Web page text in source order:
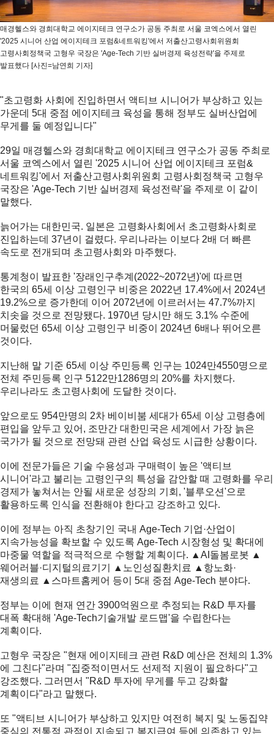
매경헬스와 경희대학교 에이지테크 연구소가 공동 주최로 서울 코엑스에서 열린
'2025 시니어 산업 에이지테크 포럼&네트워킹'에서 저출산고령사회위원회
고령사회정책국 고형우 국장은 'Age-Tech 기반 실버경제 육성전략'을 주제로
발표했다 [사진=남연희 기자]
"초고령화 사회에 진입하면서 액티브 시니어가 부상하고 있는
가운데 5대 중점 에이지테크 육성을 통해 정부도 실버산업에
무게를 둘 예정입니다"
29일 매경헬스와 경희대학교 에이지테크 연구소가 공동 주최로
서울 코엑스에서 열린 '2025 시니어 산업 에이지테크 포럼&
네트워킹'에서 저출산고령사회위원회 고령사회정책국 고형우
국장은 'Age-Tech 기반 실버경제 육성전략'을 주제로 이 같이
말했다.
늙어가는 대한민국. 일본은 고령화사회에서 초고령화사회로
진입하는데 37년이 걸렸다. 우리나라는 이보다 2배 더 빠른
속도로 전개되며 초고령사회와 마주했다.
통계청이 발표한 '장래인구추계(2022~2072년)'에 따르면
한국의 65세 이상 고령인구 비중은 2022년 17.4%에서 2024년
19.2%으로 증가한데 이어 2072년에 이르러서는 47.7%까지
치솟을 것으로 전망됐다. 1970년 당시만 해도 3.1% 수준에
머물렀던 65세 이상 고령인구 비중이 2024년 6배나 뛰어오른
것이다.
지난해 말 기준 65세 이상 주민등록 인구는 1024만4550명으로
전체 주민등록 인구 5122만1286명의 20%를 차지했다.
우리나라도 초고령사회에 도달한 것이다.
앞으로도 954만명의 2차 베이비붐 세대가 65세 이상 고령층에
편입을 앞두고 있어, 조만간 대한민국은 세계에서 가장 늙은
국가가 될 것으로 전망돼 관련 산업 육성도 시급한 상황이다.
이에 전문가들은 기술 수용성과 구매력이 높은 '액티브
시니어'라고 불리는 고령인구의 특성을 감안할 때 고령화를 우리
경제가 놓쳐서는 안될 새로운 성장의 기회, '블루오션'으로
활용하도록 인식을 전환해야 한다고 강조하고 있다.
이에 정부는 아직 초창기인 국내 Age-Tech 기업·산업이
지속가능성을 확보할 수 있도록 Age-Tech 시장형성 및 확대에
마중물 역할을 적극적으로 수행할 계획이다. ▲AI돌봄로봇 ▲
웨어러블·디지털의료기기 ▲노인성질환치료 ▲항노화·
재생의료 ▲스마트홈케어 등이 5대 중점 Age-Tech 분야다.
정부는 이에 현재 연간 3900억원으로 추정되는 R&D 투자를
대폭 확대해 'Age-Tech기술개발 로드맵'을 수립한다는
계획이다.
고형우 국장은 "현재 에이지테크 관련 R&D 예산은 전체의 1.3%
에 그친다"라며 "집중적이면서도 선제적 지원이 필요하다"고
강조했다. 그러면서 "R&D 투자에 무게를 두고 강화할
계획이다"라고 말했다.
또 "액티브 시니어가 부상하고 있지만 여전히 복지 및 노동집약
중심의 전통적 관점이 지속되고 복지급여 등에 의존하고 있는